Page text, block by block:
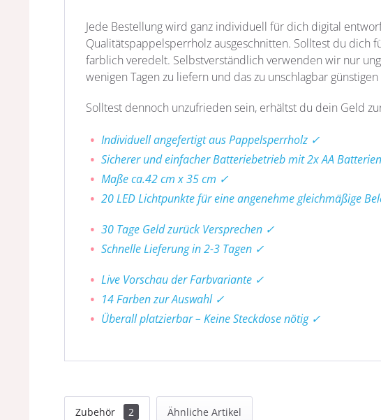
Jede Bestellung wird ganz individuell für dich digital
Qualitätspappelsperrholzausgeschnitten. Solltest du dich
farblich veredelt. Selbstverständlich verwenden wir nur
wenigen Tagen zu liefern und das zu unschlagbar günstigen
Solltest dennoch unzufrieden sein, erhältst du dein Geld
Individuell angefertigt aus Pappelsperrholz ✓
Sicherer und einfacher Batteriebetrieb mit 2x AA
Maße ca.42 cm x 35 cm ✓
20 LED Lichtpunkte für eine angenehme gleichmäßige
30 Tage Geld zurück Versprechen ✓
Schnelle Lieferung in 2-3 Tagen ✓
Live Vorschau der Farbvariante ✓
14 Farben zur Auswahl ✓
Überall platzierbar – Keine Steckdose nötig ✓
Zubehör 2 Ähnliche Artikel